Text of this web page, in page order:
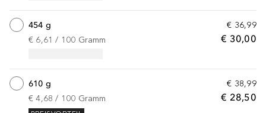
€ 36,99
€ 30,00
454 g
€ 6,61 / 100 Gramm
€ 38,99
€ 28,50
610 g
€ 4,68 / 100 Gramm